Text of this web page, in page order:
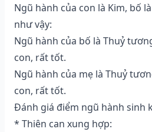
Ngũ hành của con là Kim, bố
như vậy:
Ngũ hành của bố là Thuỷ
con, rất tốt.
Ngũ hành của mẹ là Thuỷ
con, rất tốt.
Đánh giá điểm ngũ hành sinh
* Thiên can xung hợp: